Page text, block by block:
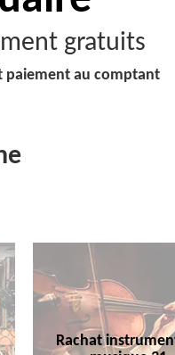
gratuits
paiement au comptant
Rachat